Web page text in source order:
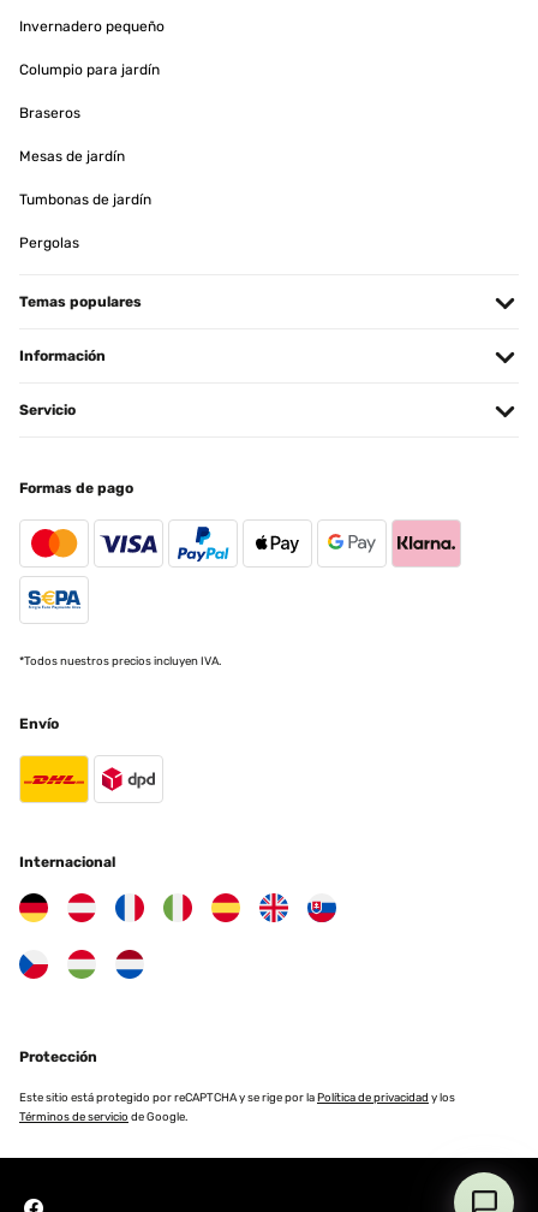
Invernadero pequeño
Columpio para jardín
Braseros
Mesas de jardín
Tumbonas de jardín
Pergolas
Temas populares
Información
Servicio
Formas de pago
*Todos nuestros precios incluyen IVA.
Envío
Internacional
Protección
Este sitio está protegido por reCAPTCHA y se rige por laPolítica de privacidad y los
Términos de servicio de Google.